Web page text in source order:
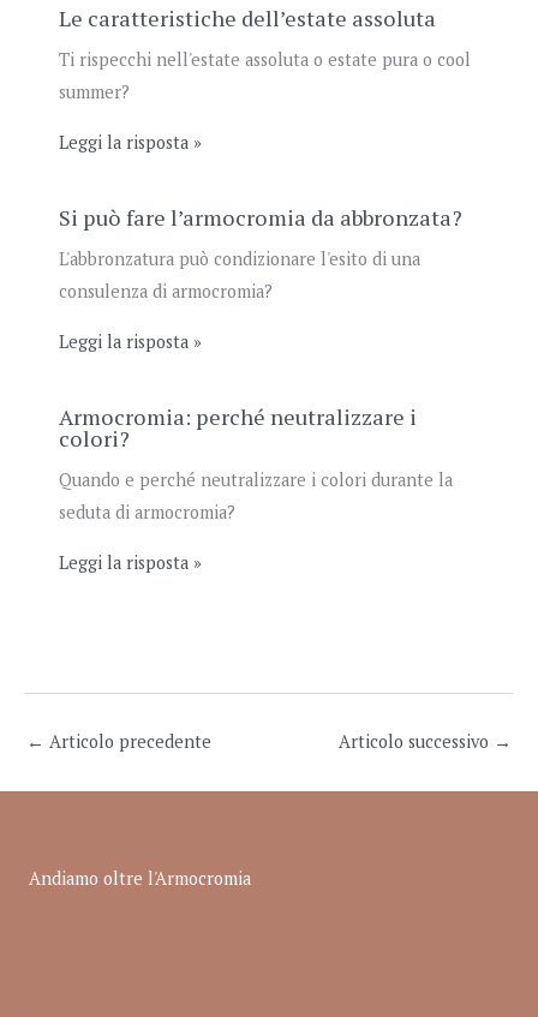
Le caratteristiche dell’estate assoluta
Ti rispecchi nell'estate assoluta o estate pura o cool
summer?
Leggi la risposta »
Si può fare l’armocromia da abbronzata?
L'abbronzatura può condizionare l'esito di una
consulenza di armocromia?
Leggi la risposta »
Armocromia: perché neutralizzare i
colori?
Quando e perché neutralizzare i colori durante la
seduta di armocromia?
Leggi la risposta »
← Articolo precedente Articolo successivo →
Andiamo oltre l'Armocromia